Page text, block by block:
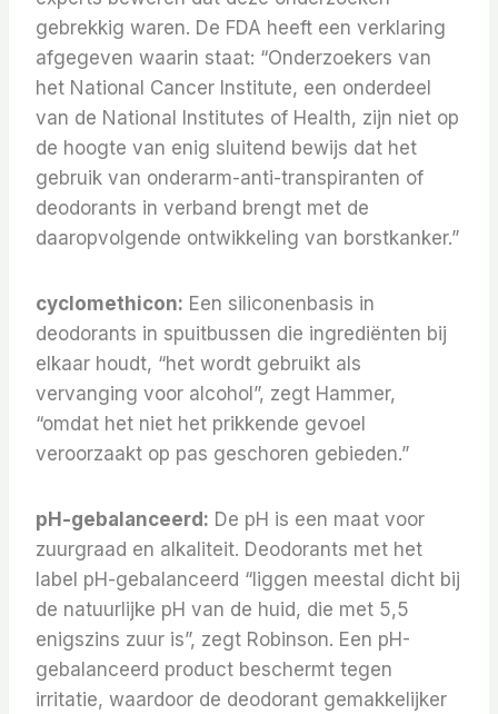
gebrekkig waren. De FDA heeft een verklaring
afgegeven waarin staat: “Onderzoekers van
het National Cancer Institute, een onderdeel
van de National Institutes of Health, zijn niet op
de hoogte van enig sluitend bewijs dat het
gebruik van onderarm-anti-transpiranten of
deodorants in verband brengt met de
daaropvolgende ontwikkeling van borstkanker.”
cyclomethicon: Een siliconenbasis in
deodorants in spuitbussen die ingrediënten bij
elkaar houdt, “het wordt gebruikt als
vervanging voor alcohol”, zegt Hammer,
“omdat het niet het prikkende gevoel
veroorzaakt op pas geschoren gebieden.”
pH-gebalanceerd: De pH is een maat voor
zuurgraad en alkaliteit. Deodorants met het
label pH-gebalanceerd “liggen meestal dicht bij
de natuurlijke pH van de huid, die met 5,5
enigszins zuur is”, zegt Robinson. Een pH-
gebalanceerd product beschermt tegen
irritatie, waardoor de deodorant gemakkelijker